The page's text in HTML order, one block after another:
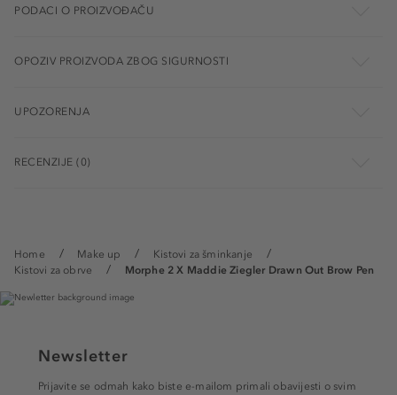
Home Make up
Kistovi za šminkanje
Kistovi za obrve
Morphe 2 X Maddie Ziegler Drawn Out Brow Pen
PODACI O PROIZVOĐAČU
OPOZIV PROIZVODA ZBOG SIGURNOSTI
UPOZORENJA
RECENZIJE (0)
Newsletter
Prijavite se odmah kako biste e-mailom primali obavijesti o svim